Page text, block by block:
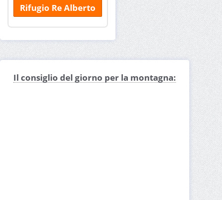
Rifugio Re Alberto
Il consiglio del giorno per la montagna: